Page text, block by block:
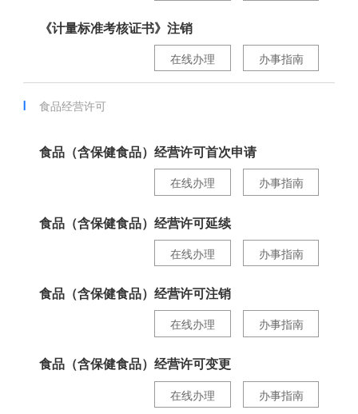
《计量标准考核证书》注销
办事指南
在线办理
食品经营许可
食品（含保健食品）经营许可首次申请
办事指南
在线办理
食品（含保健食品）经营许可延续
办事指南
在线办理
食品（含保健食品）经营许可注销
办事指南
在线办理
食品（含保健食品）经营许可变更
办事指南
在线办理